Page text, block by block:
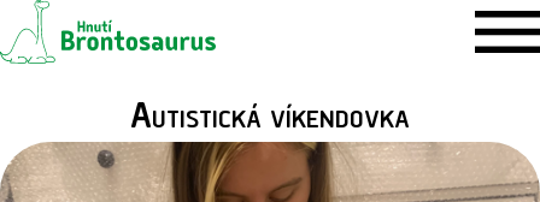
Autistická víkendovka